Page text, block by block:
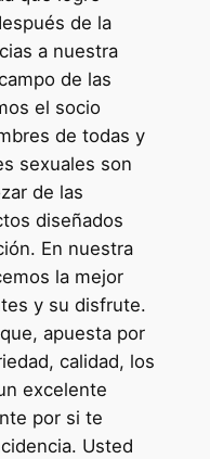
de la
a nuestra
de las
el socio
de todas y
sexuales son
de las
diseñados
En nuestra
la mejor
y su disfrute.
apuesta por
calidad, los
excelente
por si te
Usted